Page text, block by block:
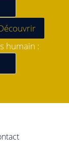
humain :